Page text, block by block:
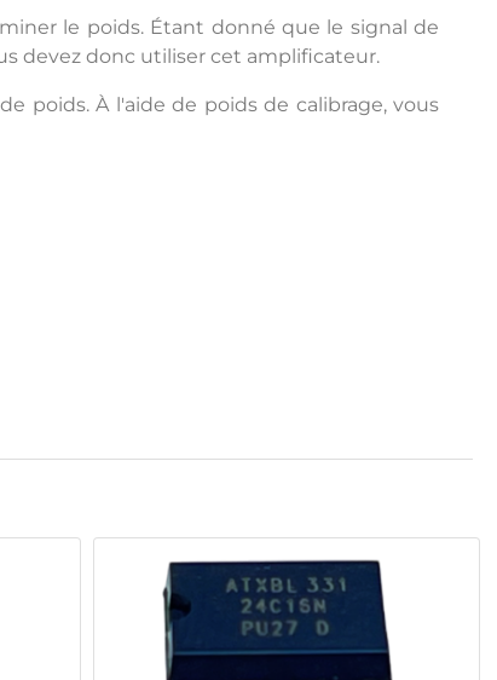
le poids. Étant donné que le signal de
devez donc utiliser cet amplificateur.
poids. À l'aide de poids de calibrage, vous